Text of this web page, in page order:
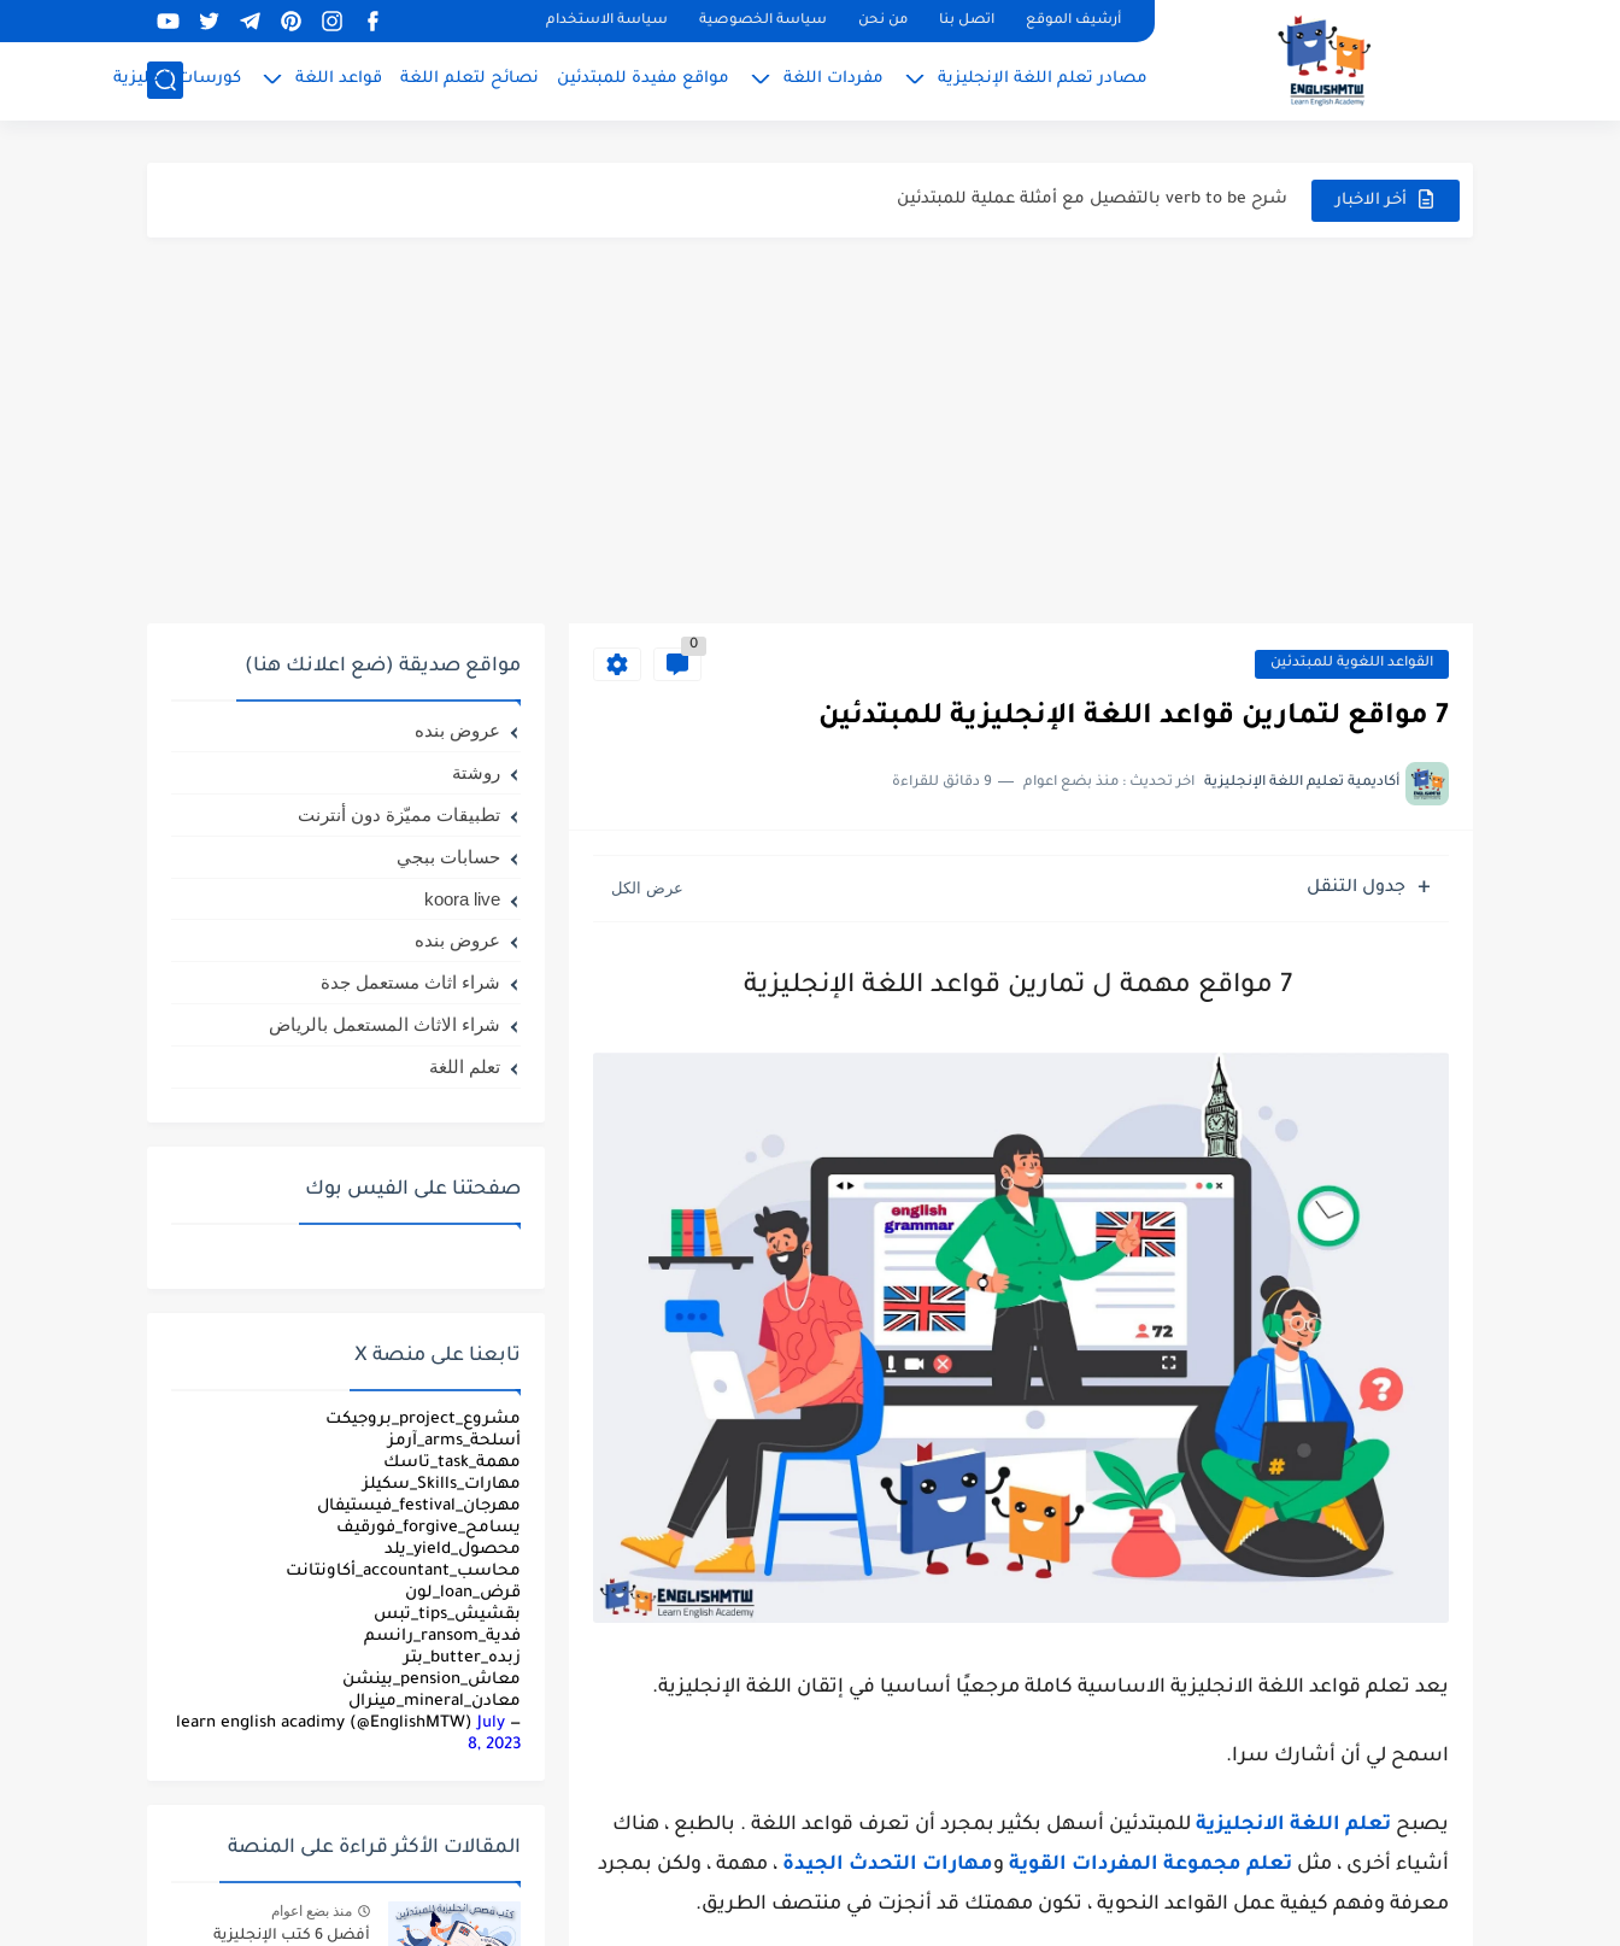
أرشيف الموقع اتصل بنا من نحن سياسة الخصوصية سياسة الاستخدام
مصادر تعلم اللغة الإنجليزية مفردات اللغة مواقع مفيدة للمبتدئين نصائح لتعلم اللغة قواعد اللغة كورسات إنجليزية
أخر الاخبار
القواعد اللغوية للمبتدئين
0
7 مواقع لتمارين قواعد اللغة الإنجليزية للمبتدئين
أكاديمية تعليم اللغة الإنجليزية اخر تحديث : منذ بضع اعوام 9 دقائق للقراءة
جدول التنقل
يعد تعلم قواعد اللغة الانجليزية الاساسية كاملة مرجعيًا أساسيا في إتقان اللغة الإنجليزية.
اسمح لي أن أشارك سرا.
يصبح تعلم اللغة الانجليزية للمبتدئين أسهل بكثير بمجرد أن تعرف قواعد اللغة . بالطبع ، هناك
أشياء أخرى ، مثل تعلم مجموعة المفردات القوية ومهارات التحدث الجيدة ، مهمة ، ولكن بمجرد
معرفة وفهم كيفية عمل القواعد النحوية ، تكون مهمتك قد أنجزت في منتصف الطريق.
مواقع صديقة (ضع اعلانك هنا)
عروض بنده
روشتة
تطبيقات مميّزة دون أنترنت
حسابات ببجي
koora live
عروض بنده
شراء اثاث مستعمل جدة
شراء الاثاث المستعمل بالرياض
تعلم اللغة
صفحتنا على الفيس بوك
تابعنا على منصة X
مشروع_project_بروجيكت
أسلحة_arms_آرمز
مهمة_task_تاسك
مهارات_Skills_سكيلز
مهرجان_festival_فيستيفال
يسامح_forgive_فورقيف
محصول_yield_يلد
محاسب_accountant_أكاونتانت
قرض_loan_لون
بقشيش_tips_تبس
فدية_ransom_رانسم
زبده_butter_بتر
معاش_pension_بينشن
معادن_mineral_مينرال
— learn english acadimy (@EnglishMTW)
July
8, 2023
المقالات الأكثر قراءة على المنصة
منذ بضع اعوام
أفضل 6 كتب الإنجليزية